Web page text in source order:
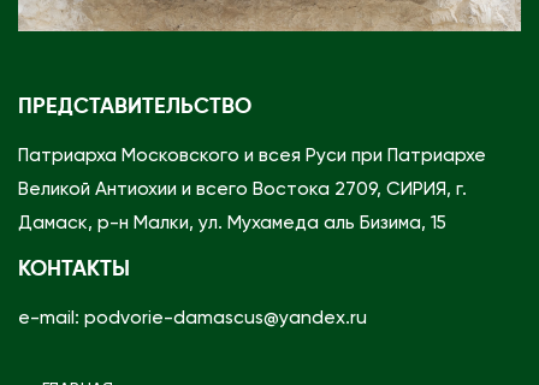
ПРЕДСТАВИТЕЛЬСТВО
Патриарха Московского и всея Руси при Патриархе
Великой Антиохии и всего Востока 2709, СИРИЯ, г.
Дамаск, р-н Малки, ул. Мухамеда аль Бизима, 15
КОНТАКТЫ
e-mail: podvorie-damascus@yandex.ru